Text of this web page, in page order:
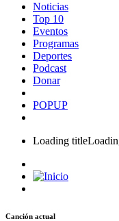
Noticias
Top 10
Eventos
Programas
Deportes
Podcast
Donar
POPUP
Loading title
Canción actual